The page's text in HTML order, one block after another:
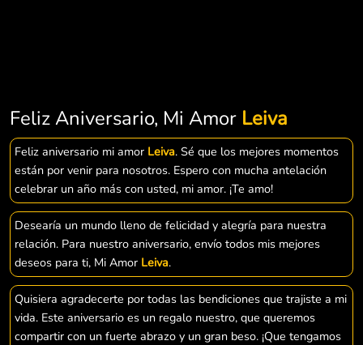
Feliz Aniversario, Mi Amor Leiva
Feliz aniversario mi amor Leiva. Sé que los mejores momentos
están por venir para nosotros. Espero con mucha antelación
celebrar un año más con usted, mi amor. ¡Te amo!
Desearía un mundo lleno de felicidad y alegría para nuestra
relación. Para nuestro aniversario, envío todos mis mejores
deseos para ti, Mi Amor Leiva.
Quisiera agradecerte por todas las bendiciones que trajiste a mi
vida. Este aniversario es un regalo nuestro, que queremos
compartir con un fuerte abrazo y un gran beso. ¡Que tengamos